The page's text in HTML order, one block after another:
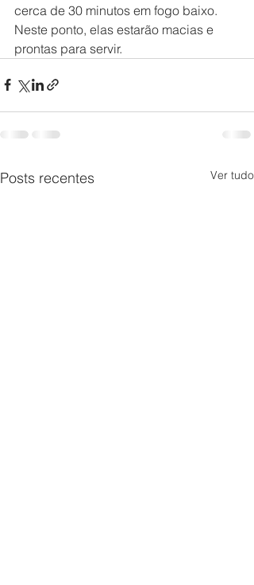
cerca de 30 minutos em fogo baixo.
Neste ponto, elas estarão macias e
prontas para servir.
Posts recentes Ver tudo